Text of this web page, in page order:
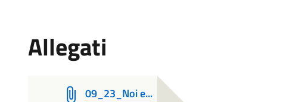
Allegati
09_23_Noi e...